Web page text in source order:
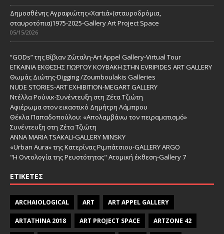
Δημοσθένης Αγραφιώτης«Xαrtιά»(σταυροδρόμια,
σταυροτόπια)1975-2025-Gallery Art Project Space
05/15/2026
“GODs” της Βίβιαν Ζώταλη-Art Appel Gallery-Virtual Tour
ΕΓΚΑΙΝΙΑ ΕΚΘΕΣΗΣ ΓΙΩΡΓΟΥ ΚΟΥΒΑΚΗ ΣΤΗΝ EVRIPIDES ART GALLERY
Θωμάς Διώτης-Digging /Zoumboulakis Galleries
NUDE STORIES-ΑRT EXHIBITION-MEGART GALLERY
Ντέλλα Ρούνικ-Συνέντευξη στη Ζέτα Τζιώτη
Αφιέρωμα στον εικαστικό Δημήτρη Λάμπρου
Θέκλα Παπαδοπούλου: «Απολαμβάνω τον πειραματισμό»
Συνέντευξη στη Ζέτα Τζιώτη
ANNA MARIA TSAKALI-GALLERY MINSKY
«Urban Aura» της Κατερίνας Ριμπάτσιου-GALLERY ARGO
"Η Οντολογία της Ρευστότητας" Ατομική έκθεση-Gallery 7
ΕΤΙΚΈΤΕΣ
ARCHAIOLOGICAL ART ART APPEL GALLERY
ARTATHINA 2018 ART PROJECT SPACE ARTZONE 42